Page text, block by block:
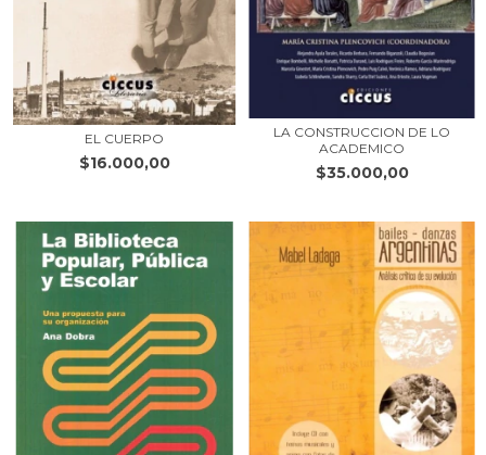
EL CUERPO
$16.000,00
LA CONSTRUCCION DE LO
ACADEMICO
$35.000,00